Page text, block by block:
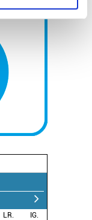
is processed
section
beste,
eta eduki
eta edukia
biltzeko eta
dira. Ikusi gure
LR.
IG.